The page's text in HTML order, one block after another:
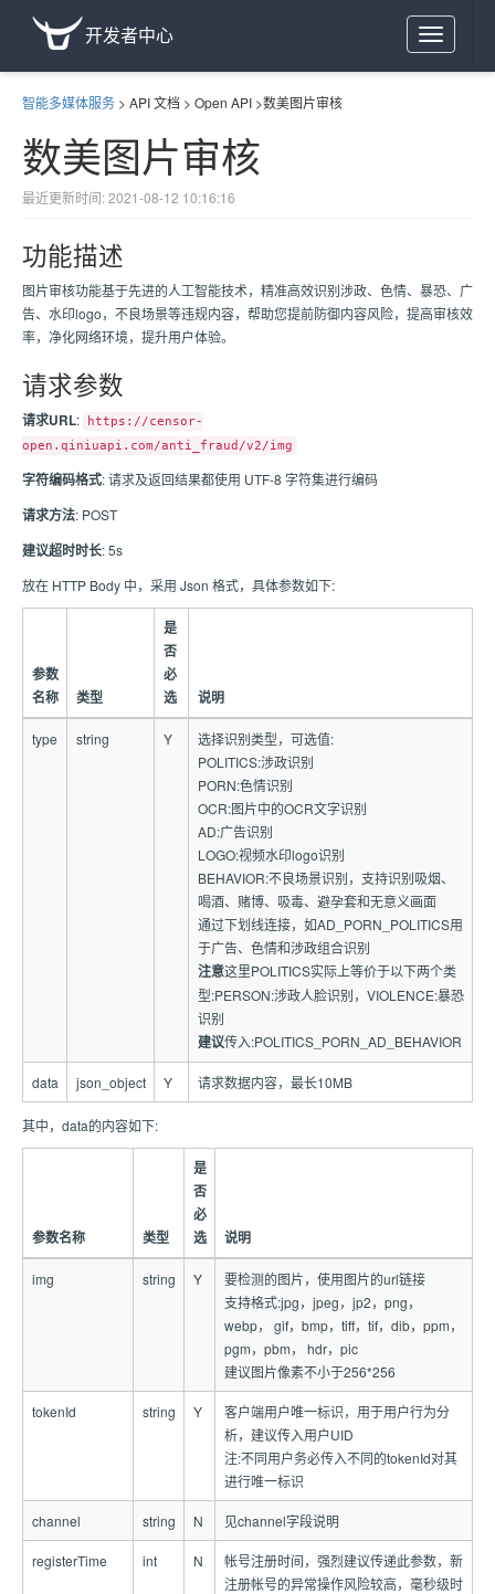
Toggle
navigation
开发者中心
智能多媒体服务 > API 文档 > Open API >数美图片审核
数美图片审核
最近更新时间: 2021-08-12 10:16:16
功能描述
图片审核功能基于先进的人工智能技术，精准高效识别涉政、色情、暴恐、广
告、水印logo，不良场景等违规内容，帮助您提前防御内容风险，提高审核效
率，净化网络环境，提升用户体验。
请求参数
请求URL:
https://censor-
open.qiniuapi.com/anti_fraud/v2/img
字符编码格式: 请求及返回结果都使用 UTF-8 字符集进行编码
请求方法: POST
建议超时时长: 5s
放在 HTTP Body 中，采用 Json 格式，具体参数如下:
参数
名称
类型
是
否
必
选
说明
type string Y
选择识别类型，可选值:
POLITICS:涉政识别
PORN:色情识别
OCR:图片中的OCR文字识别
AD:广告识别
LOGO:视频水印logo识别
BEHAVIOR:不良场景识别，支持识别吸烟、
喝酒、赌博、吸毒、避孕套和无意义画面
通过下划线连接，如AD_PORN_POLITICS用
于广告、色情和涉政组合识别
注意这里POLITICS实际上等价于以下两个类
型:PERSON:涉政人脸识别，VIOLENCE:暴恐
识别
建议传入:POLITICS_PORN_AD_BEHAVIOR
data json_object Y 请求数据内容，最长10MB
其中，data的内容如下:
参数名称 类型
是
否
必
选
说明
img string Y
要检测的图片，使用图片的url链接
支持格式:jpg，jpeg，jp2，png，
webp， gif，bmp，tiff，tif，dib，ppm，
pgm，pbm， hdr，pic
建议图片像素不小于256*256
tokenId string Y
客户端用户唯一标识，用于用户行为分
析，建议传入用户UID
注:不同用户务必传入不同的tokenId对其
进行唯一标识
channel string N 见channel字段说明
registerTime int N
帐号注册时间，强烈建议传递此参数，新
注册帐号的异常操作风险较高，毫秒级时